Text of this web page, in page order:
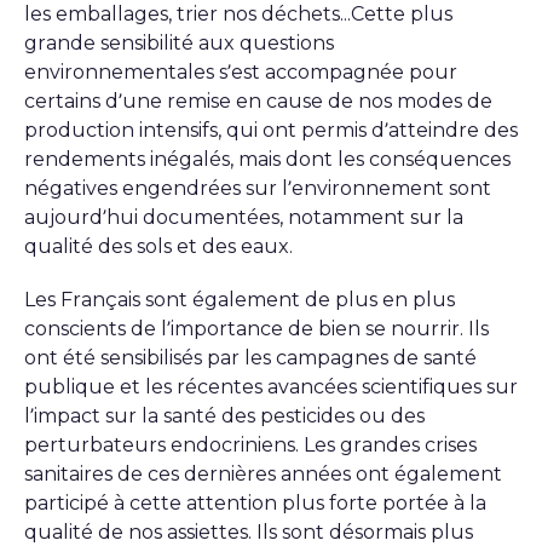
les emballages, trier nos déchets...Cette plus
grande sensibilité aux questions
environnementales s’est accompagnée pour
certains d’une remise en cause de nos modes de
production intensifs, qui ont permis d’atteindre des
rendements inégalés, mais dont les conséquences
négatives engendrées sur l’environnement sont
aujourd’hui documentées, notamment sur la
qualité des sols et des eaux.
Les Français sont également de plus en plus
conscients de l’importance de bien se nourrir. Ils
ont été sensibilisés par les campagnes de santé
publique et les récentes avancées scientifiques sur
l’impact sur la santé des pesticides ou des
perturbateurs endocriniens. Les grandes crises
sanitaires de ces dernières années ont également
participé à cette attention plus forte portée à la
qualité de nos assiettes. Ils sont désormais plus